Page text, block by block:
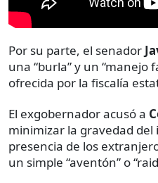
Por su parte, el senador
una “burla” y un “manejo
ofrecida por la fiscalía
El exgobernador acusó a
minimizar la gravedad
presencia de los
un simple “aventón” o